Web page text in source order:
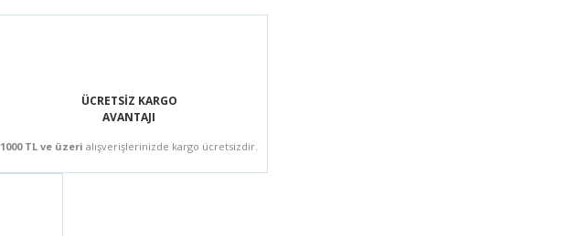
ÜCRETSİZ KARGO
AVANTAJI
1000 TL ve üzeri alışverişlerinizde kargo ücretsizdir.